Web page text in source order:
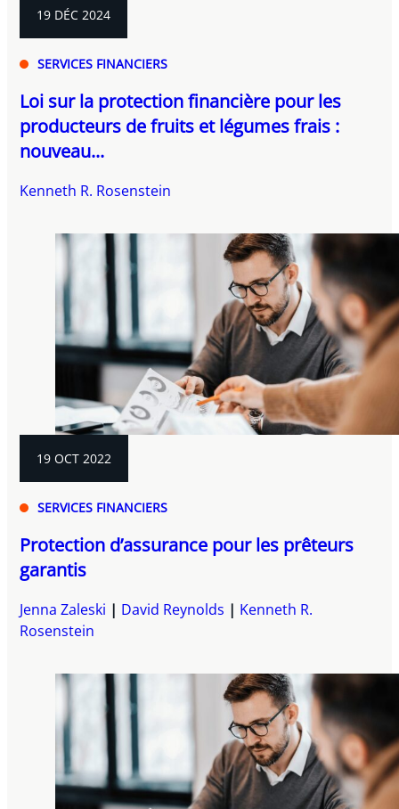
19 DÉC 2024
SERVICES FINANCIERS
Loi sur la protection financière pour les
producteurs de fruits et légumes frais :
nouveau...
Kenneth R. Rosenstein
19 OCT 2022
SERVICES FINANCIERS
Protection d’assurance pour les prêteurs
garantis
Jenna Zaleski David Reynolds
Kenneth R.
Rosenstein